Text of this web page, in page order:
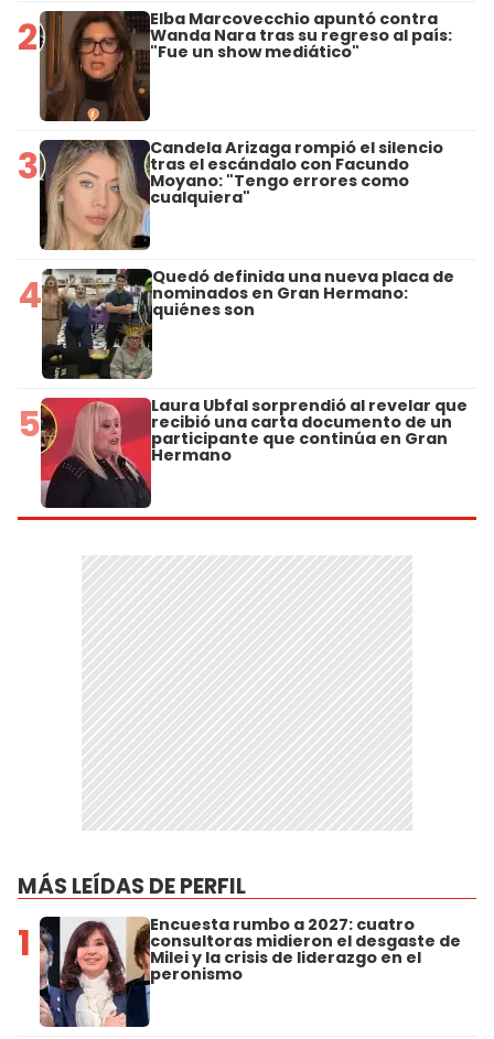
2 Elba Marcovecchio apuntó contra
Wanda Nara tras su regreso al país:
"Fue un show mediático"
3 Candela Arizaga rompió el silencio
tras el escándalo con Facundo
Moyano: "Tengo errores como
cualquiera"
4 Quedó definida una nueva placa de
nominados en Gran Hermano:
quiénes son
5 Laura Ubfal sorprendió al revelar que
recibió una carta documento de un
participante que continúa en Gran
Hermano
MÁS LEÍDAS DE PERFIL
1 Encuesta rumbo a 2027: cuatro
consultoras midieron el desgaste de
Milei y la crisis de liderazgo en el
peronismo